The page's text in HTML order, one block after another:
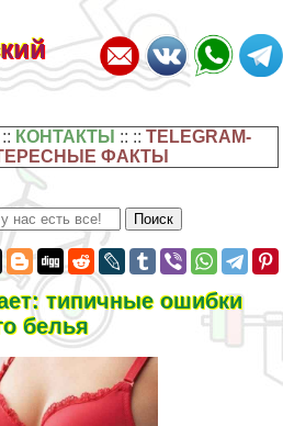
:: КОНТАКТЫ :: ::TELEGRAM-
ФАКТЫ
типичные ошибки
белья